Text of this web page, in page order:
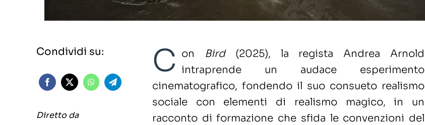
Condividi su:
Diretto da
C on Bird (2025), la regista Andrea Arnold
intraprende un audace esperimento
cinematografico, fondendo il suo consueto realismo
sociale con elementi di realismo magico, in un
racconto di formazione che sfida le convenzioni del